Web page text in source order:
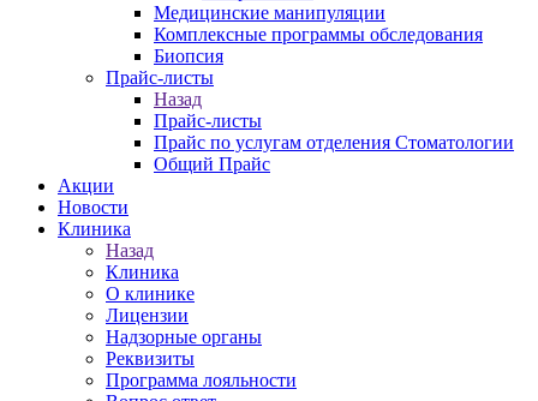
Медицинские манипуляции
Комплексные программы обследования
Биопсия
Прайс-листы
Назад
Прайс-листы
Прайс по услугам отделения Стоматологии
Общий Прайс
Акции
Новости
Клиника
Назад
Клиника
О клинике
Лицензии
Надзорные органы
Реквизиты
Программа лояльности